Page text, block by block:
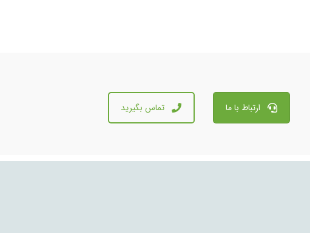
ارتباط با ما تماس بگیرید